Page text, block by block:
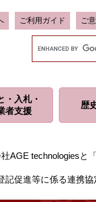
ご利用ガイド ご
ム
索
・入札・
者支援
歴
AGE technologiesと
促進等に係る連携